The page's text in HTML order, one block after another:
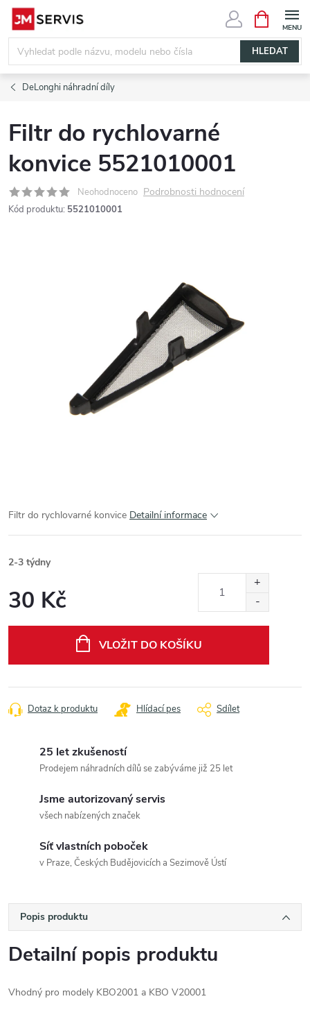
Přejít
obsah
HLEDAT
NÁKUPNÍ
KOŠÍK
DeLonghi náhradní díly
Filtr do rychlovarné
konvice 5521010001
Neohodnoceno Podrobnosti hodnocení
Kód produktu: 5521010001
Filtr do rychlovarné konvice Detailní informace
2-3 týdny
30 Kč
VLOŽIT DO KOŠÍKU
Dotaz k produktu Hlídací pes Sdílet
25 let zkušeností
Prodejem náhradních dílů se zabýváme již 25 let
Jsme autorizovaný servis
všech nabízených značek
Síť vlastních poboček
v Praze, Českých Budějovicích a Sezimově Ústí
Popis produktu
Detailní popis produktu
Vhodný pro modely KBO2001 a KBO V20001